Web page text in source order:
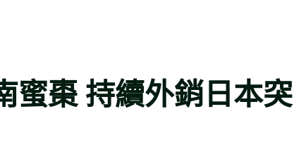
蜜棗 持續外銷日本突